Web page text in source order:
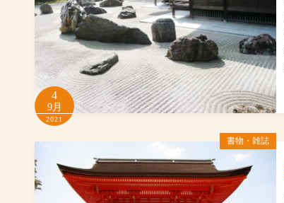
4
9月
2021
書物・雑誌